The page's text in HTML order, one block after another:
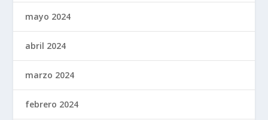
mayo 2024
abril 2024
marzo 2024
febrero 2024